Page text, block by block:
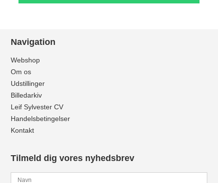
Navigation
Webshop
Om os
Udstillinger
Billedarkiv
Leif Sylvester CV
Handelsbetingelser
Kontakt
Tilmeld dig vores nyhedsbrev